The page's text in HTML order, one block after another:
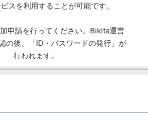
スを利用することが可能です。
申請を行ってください。Bikita運営
の後、「ID・パスワードの発行」が
行われます。